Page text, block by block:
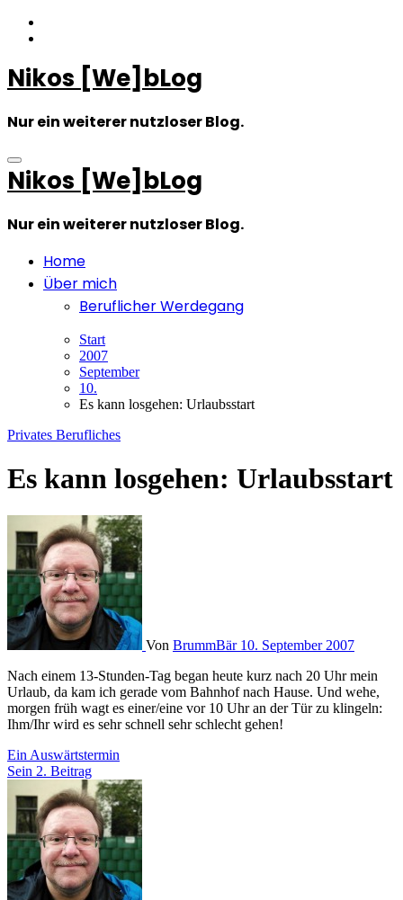
Zum
Inhalt
Nikos [We]bLog
Nur ein weiterer nutzloser Blog.
Nikos [We]bLog
Nur ein weiterer nutzloser Blog.
Home
Über mich
Beruflicher Werdegang
Start
2007
September
10.
Es kann losgehen: Urlaubsstart
Privates Berufliches
Es kann losgehen: Urlaubsstart
Von BrummBär 10. September 2007
Nach einem 13-Stunden-Tag began heute kurz nach 20 Uhr mein
Urlaub, da kam ich gerade vom Bahnhof nach Hause. Und wehe,
morgen früh wagt es einer/eine vor 10 Uhr an der Tür zu klingeln:
Ihm/Ihr wird es sehr schnell sehr schlecht gehen!
Beitragsnavigation
Ein Auswärtstermin
Sein 2. Beitrag